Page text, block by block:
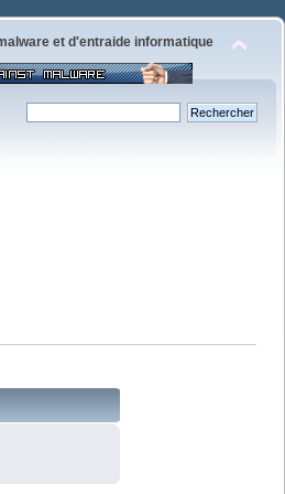
et d'entraide informatique